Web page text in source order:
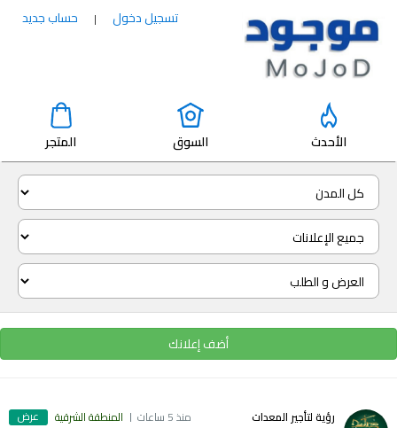
تسجيل دخول | حساب جديد
الأحدث السوق المتجر
أضف إعلانك
رؤية لتأجير المعدات منذ 5 ساعات المنطقة الشرقية عرض